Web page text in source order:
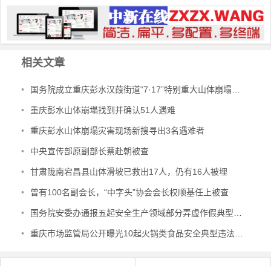
相关文章
• 国务院成立重庆彭水汉葭街道“7·17”特别重大山体崩塌灾害调查评估组
• 重庆彭水山体崩塌找到并确认51人遇难
• 重庆彭水山体崩塌灾害现场新搜寻出3名遇难者
• 中央宣传部原副部长蔡赴朝被查
• 甘肃陇南宕昌县山体滑坡已救出17人，仍有16人被埋
• 曾有100名副会长，“中字头”协会会长权顺基任上被查
• 国务院安委办通报五起安全生产领域部分弄虚作假典型案例
• 重庆市场监管局公开曝光10起火锅类食品安全典型违法案件